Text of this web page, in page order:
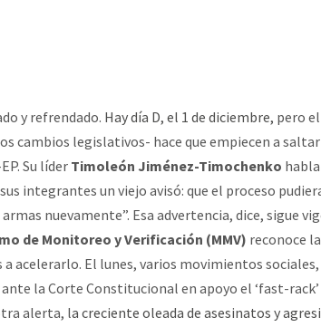
y refrendado. Hay día D, el 1 de diciembre, pero
cambios legislativos- hace que empiecen a
Su líder Timoleón Jiménez-Timochenko
integrantes un viejo avisó: que el proceso
nuevamente”. Esa advertencia, dice, sigue
de Monitoreo y Verificación (MMV) reconoce
acelerarlo. El lunes, varios movimientos
la Corte Constitucional en apoyo el ‘fast-rack’
alerta, la creciente oleada de asesinatos y